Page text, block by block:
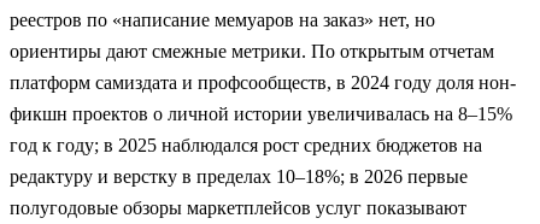
реестров по «написание мемуаров на заказ» нет, но
ориентиры дают смежные метрики. По открытым отчетам
платформ самиздата и профсообществ, в 2024 году доля нон-
фикшн проектов о личной истории увеличивалась на 8–15%
год к году; в 2025 наблюдался рост средних бюджетов на
редактуру и верстку в пределах 10–18%; в 2026 первые
полугодовые обзоры маркетплейсов услуг показывают